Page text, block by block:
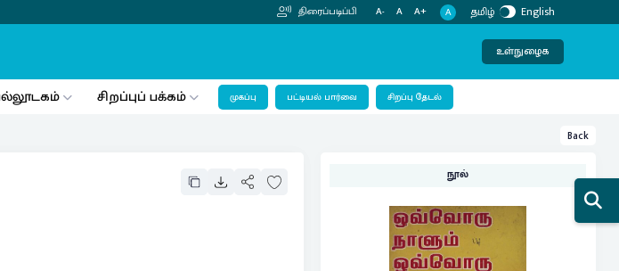
திரைப்படிப்பி A- A A+ A தமிழ் English
உள்நுழைக
சிறப்புப் பக்கம் முகப்பு பட்டியல் பார்வை சிறப்பு தேடல்
Back
நூல்